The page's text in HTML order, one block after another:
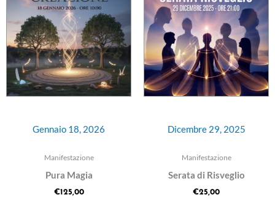
Gennaio 18, 2026
Manifestazione
Pura Magia
€125,00
Dicembre 29, 2025
Manifestazione
Serata di Risveglio
€25,00